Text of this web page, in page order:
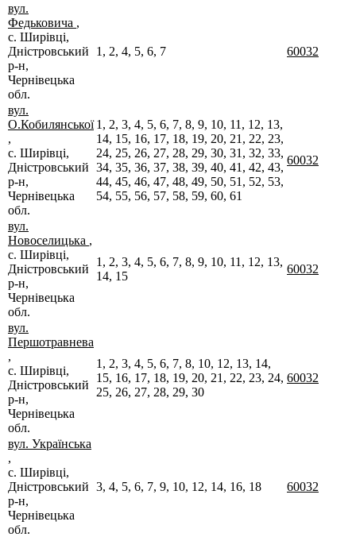
вул.
Федьковича ,
с. Ширівці,
Дністровський
р-н,
Чернівецька
обл.
1, 2, 4, 5, 6, 7 60032
вул.
О.Кобилянської
,
с. Ширівці,
Дністровський
р-н,
Чернівецька
обл.
1, 2, 3, 4, 5, 6, 7, 8, 9, 10, 11, 12, 13,
14, 15, 16, 17, 18, 19, 20, 21, 22, 23,
24, 25, 26, 27, 28, 29, 30, 31, 32, 33,
34, 35, 36, 37, 38, 39, 40, 41, 42, 43,
44, 45, 46, 47, 48, 49, 50, 51, 52, 53,
54, 55, 56, 57, 58, 59, 60, 61
60032
вул.
Новоселицька ,
с. Ширівці,
Дністровський
р-н,
Чернівецька
обл.
1, 2, 3, 4, 5, 6, 7, 8, 9, 10, 11, 12, 13,
14, 15
60032
вул.
Першотравнева
,
с. Ширівці,
Дністровський
р-н,
Чернівецька
обл.
1, 2, 3, 4, 5, 6, 7, 8, 10, 12, 13, 14,
15, 16, 17, 18, 19, 20, 21, 22, 23, 24,
25, 26, 27, 28, 29, 30
60032
вул. Українська
,
с. Ширівці,
Дністровський
р-н,
Чернівецька
обл.
3, 4, 5, 6, 7, 9, 10, 12, 14, 16, 18 60032